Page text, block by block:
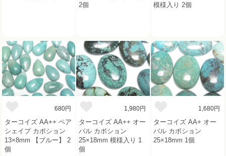
2個
模様入り 2個
680円
ターコイズ AA++ ペア
シェイプ カボション
13×8mm 【ブルー】 2
個
1,980円
ターコイズ AA++ オー
バル カボション
25×18mm 模様入り 1
個
1,680円
ターコイズ AA+ オー
バル カボション
25×18mm 1個